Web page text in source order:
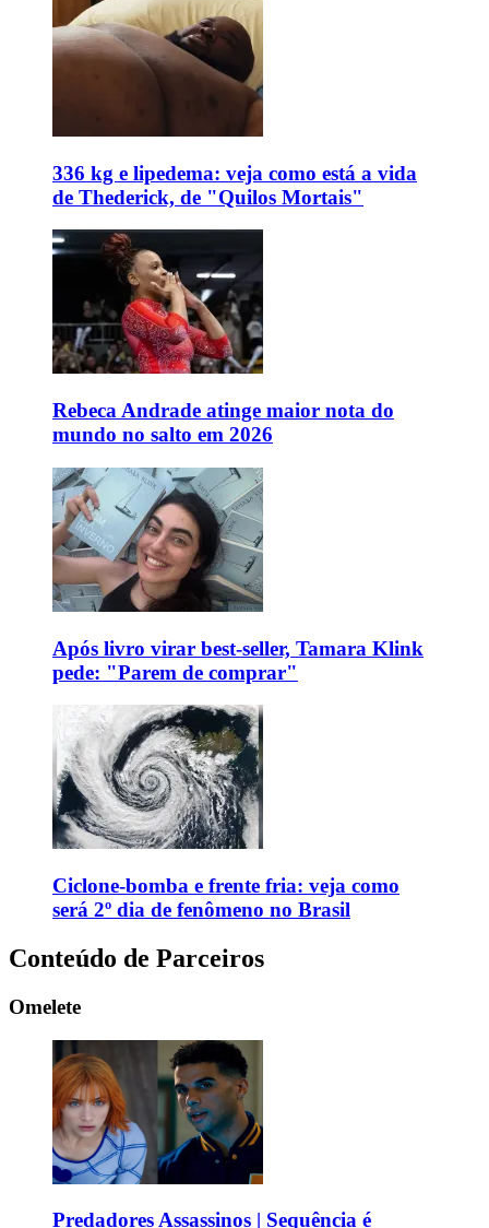
336 kg e lipedema: veja como está a vida
de Thederick, de "Quilos Mortais"
Rebeca Andrade atinge maior nota do
mundo no salto em 2026
Após livro virar best-seller, Tamara Klink
pede: "Parem de comprar"
Ciclone-bomba e frente fria: veja como
será 2º dia de fenômeno no Brasil
Conteúdo de Parceiros
Omelete
Predadores Assassinos | Sequência é